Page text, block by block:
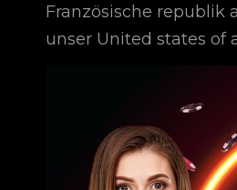
Französische republik
unser United states of